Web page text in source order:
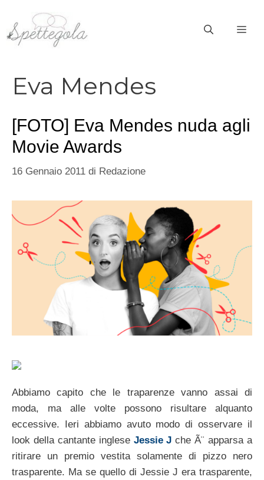
contenuto
Eva Mendes
[FOTO] Eva Mendes nuda agli
Movie Awards
16 Gennaio 2011 di Redazione
Abbiamo capito che le traparenze vanno assai di
moda, ma alle volte possono risultare alquanto
eccessive. Ieri abbiamo avuto modo di osservare il
look della cantante inglese Jessie J che Ã¨ apparsa a
ritirare un premio vestita solamente di pizzo nero
trasparente. Ma se quello di Jessie J era trasparente,